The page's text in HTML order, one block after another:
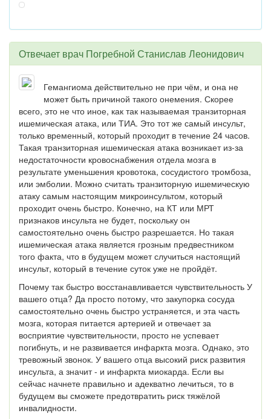
Отвечает врач Погребной Станислав Леонидович
Гемангиома действительно не при чём, и она не
может быть причиной такого онемения. Скорее
всего, это не что иное, как так называемая транзиторная
ишемическая атака, или ТИА. Это тот же самый инсульт,
только временный, который проходит в течение 24 часов.
Такая транзиторная ишемическая атака возникает из-за
недостаточности кровоснабжения отдела мозга в
результате уменьшения кровотока, сосудистого тромбоза,
или эмболии. Можно считать транзиторную ишемическую
атаку самым настоящим микроинсультом, который
проходит очень быстро. Конечно, на КТ или МРТ
признаков инсульта не будет, поскольку он
самостоятельно очень быстро разрешается. Но такая
ишемическая атака является грозным предвестником
того факта, что в будущем может случиться настоящий
инсульт, который в течение суток уже не пройдёт.
Почему так быстро восстанавливается чувствительность У
вашего отца? Да просто потому, что закупорка сосуда
самостоятельно очень быстро устраняется, и эта часть
мозга, которая питается артерией и отвечает за
восприятие чувствительности, просто не успевает
погибнуть, и не развивается инфаркта мозга. Однако, это
тревожный звонок. У вашего отца высокий риск развития
инсульта, а значит - и инфаркта миокарда. Если вы
сейчас начнете правильно и адекватно лечиться, то в
будущем вы сможете предотвратить риск тяжёлой
инвалидности.